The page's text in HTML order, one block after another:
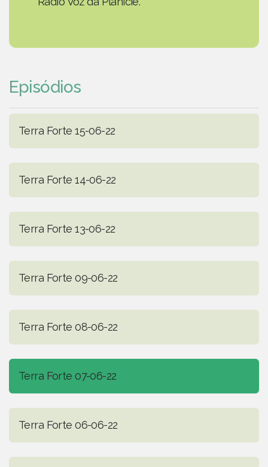
Episódios
Terra Forte 15-06-22
Terra Forte 14-06-22
Terra Forte 13-06-22
Terra Forte 09-06-22
Terra Forte 08-06-22
Terra Forte 07-06-22
Terra Forte 06-06-22